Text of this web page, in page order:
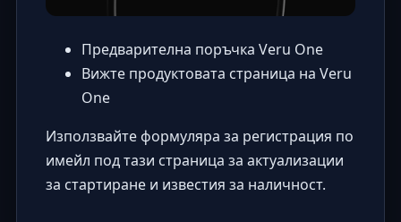
Предварителна поръчка Veru One
Вижте продуктовата страница на Veru
One
Използвайте формуляра за регистрация по
имейл под тази страница за актуализации
за стартиране и известия за наличност.